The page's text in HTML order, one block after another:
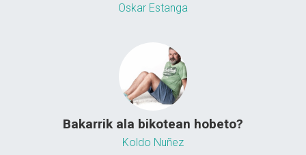
Oskar Estanga
Bakarrik ala bikotean hobeto?
Koldo Nuñez